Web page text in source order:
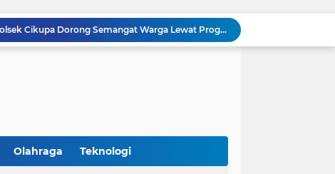
Polisi Peduli Pendidikan, Kasat Binmas Polresta Tangerang Jadi Pembina Upacara di SMA IT Smart Syahida Cikupa
Aiptu Budiansyah Perkuat Siskamling Bersama Warga, Polsek Cikupa Tingkatkan Sinergi Jaga Kamtibmas
Kanit Lantas Polsek Cikupa Pimpin Patroli KRYD, Antisipasi Gangguan Kamtibmas di Sejumlah Titik Rawan
Olahraga Teknologi